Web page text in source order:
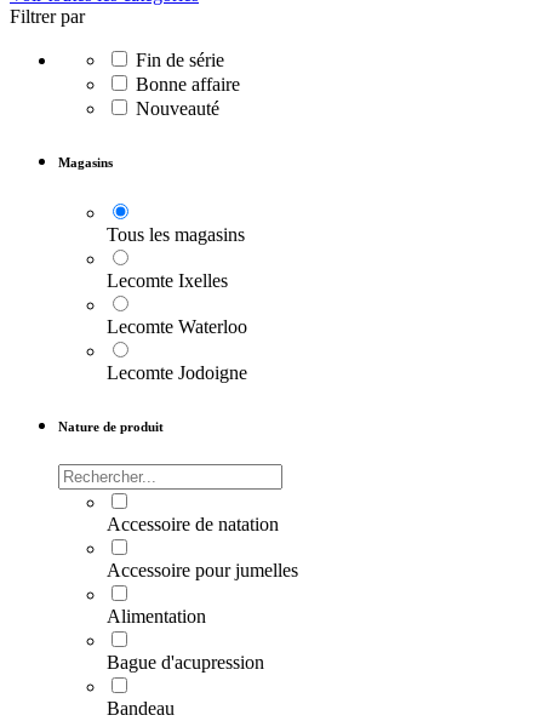
Filtrer par
Fin de série
Bonne affaire
Nouveauté
Magasins
Tous les magasins
Lecomte Ixelles
Lecomte Waterloo
Lecomte Jodoigne
Nature de produit
Accessoire de natation
Accessoire pour jumelles
Alimentation
Bague d'acupression
Bandeau